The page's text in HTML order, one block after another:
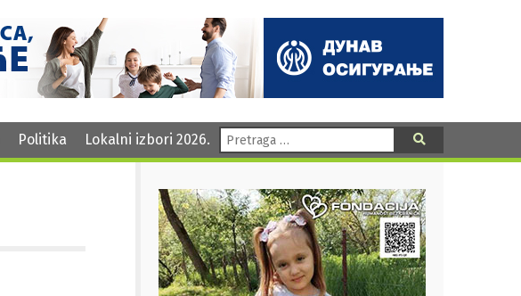
Politika Lokalni izbori 2026. Pretraga: